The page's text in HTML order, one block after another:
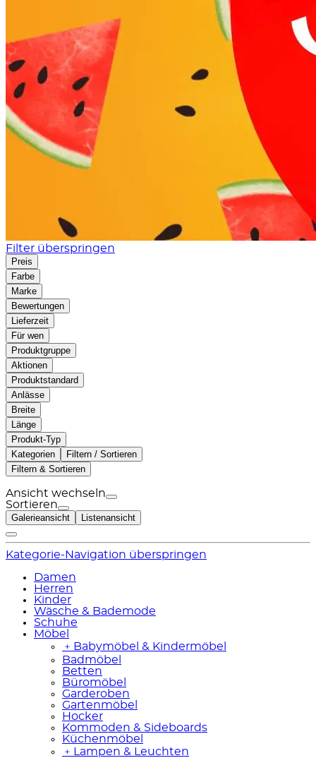
Filter überspringen
Preis
Farbe
Marke
Bewertungen
Lieferzeit
Für wen
Produktgruppe
Aktionen
Produktstandard
Anlässe
Breite
Länge
Produkt-Typ
Kategorien
Filtern / Sortieren
Filtern & Sortieren
Ansicht wechseln
Sortieren
Galerieansicht Listenansicht
Kategorie-Navigation überspringen
Damen
Herren
Kinder
Wäsche & Bademode
Schuhe
Möbel
﹢ Babymöbel & Kindermöbel
Badmöbel
Betten
Büromöbel
Garderoben
Gartenmöbel
Hocker
Kommoden & Sideboards
Küchenmöbel
﹢
Lampen & Leuchten